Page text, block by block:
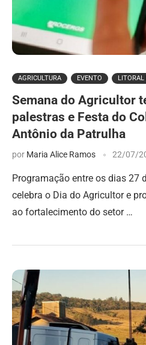
AGRICULTURA EVENTO LITORAL
Semana do Agricultor
palestras e Festa do
Antônio da Patrulha
por Maria Alice Ramos 22/07/
Programação entre os dias 27
celebra o Dia do Agricultor e
ao fortalecimento do setor …